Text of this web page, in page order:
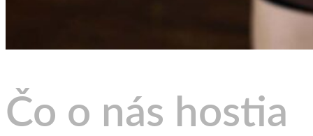
Čo o nás hostia